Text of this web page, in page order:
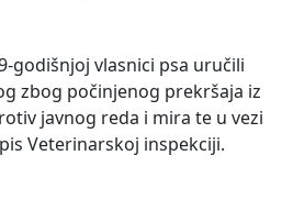
godišnjoj vlasnici psa uručili
zbog počinjenog prekršaja iz
javnog reda i mira te u vezi
Veterinarskoj inspekciji.